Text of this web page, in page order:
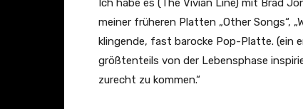
d
I
n
M
Ich habe es (The Vivian Line) mit Brad
meiner früheren Platten „Other Songs“,
klingende, fast barocke Pop-Platte. (ein
größtenteils von der Lebensphase
zurecht zu kommen.“